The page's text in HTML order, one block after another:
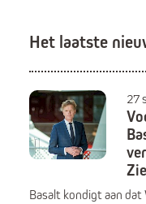
Het laatste
27
Basalt kondigt aan